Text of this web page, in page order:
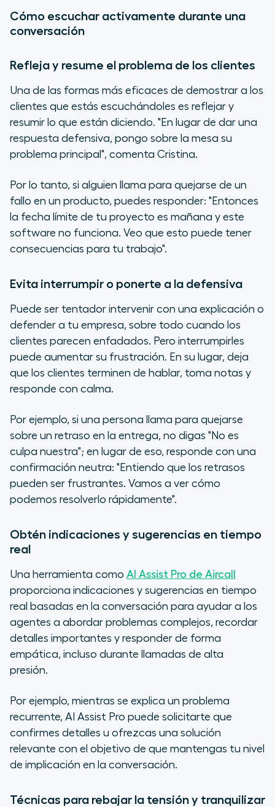
Cómo escuchar activamente durante una
conversación
Refleja y resume el problema de los clientes
Una de las formas más eficaces de demostrar a los
clientes que estás escuchándoles es reflejar y
resumir lo que están diciendo. "En lugar de dar una
respuesta defensiva, pongo sobre la mesa su
problema principal", comenta Cristina.
Por lo tanto, si alguien llama para quejarse de un
fallo en un producto, puedes responder: "Entonces
la fecha límite de tu proyecto es mañana y este
software no funciona. Veo que esto puede tener
consecuencias para tu trabajo".
Evita interrumpir o ponerte a la defensiva
Puede ser tentador intervenir con una explicación o
defender a tu empresa, sobre todo cuando los
clientes parecen enfadados. Pero interrumpirles
puede aumentar su frustración. En su lugar, deja
que los clientes terminen de hablar, toma notas y
responde con calma.
Por ejemplo, si una persona llama para quejarse
sobre un retraso en la entrega, no digas "No es
culpa nuestra"; en lugar de eso, responde con una
confirmación neutra: "Entiendo que los retrasos
pueden ser frustrantes. Vamos a ver cómo
podemos resolverlo rápidamente".
Obtén indicaciones y sugerencias en tiempo
real
Una herramienta como AI Assist Pro de Aircall
proporciona indicaciones y sugerencias en tiempo
real basadas en la conversación para ayudar a los
agentes a abordar problemas complejos, recordar
detalles importantes y responder de forma
empática, incluso durante llamadas de alta
presión.
Por ejemplo, mientras se explica un problema
recurrente, AI Assist Pro puede solicitarte que
confirmes detalles u ofrezcas una solución
relevante con el objetivo de que mantengas tu nivel
de implicación en la conversación.
Técnicas para rebajar la tensión y tranquilizar